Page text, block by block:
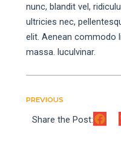
nunc, blandit vel,
ultricies nec,
elit. Aenean commodo
massa. luculvinar.
PREVIOUS
Share the Post: